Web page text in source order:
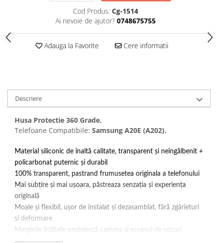
Folii Protectie Ceramic Film
Huawei / Honor
Iphone
Samsung
Samsung
Huawei / Honor
Huse tip Carte
Iphone
Oppo / Realme
Samsung
Xiaomi
Cod Produs: Cg-1514
Ai nevoie de ajutor? 0748675755
Adauga la Favorite Cere informatii
Descriere
Husa Protectie 360 Grade.
Telefoane Compatibile: Samsung A20E (A202).
Material siliconic de înaltă calitate, transparent și neîngălbenit +
policarbonat puternic și durabil
100% transparent, pastrand frumusetea originala a telefonului
Mai subțire și mai ușoara, păstreaza senzația și experiența
originală
Moale și flexibil, ușor de instalat și dezasamblat, fără zgârieturi
și deformare
Marginile înălțate protejează camera și ecranul de socuri
Rezistență puternică la impact